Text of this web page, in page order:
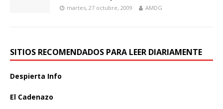
martes, 27 octubre, 2009 AMDG
SITIOS RECOMENDADOS PARA LEER DIARIAMENTE
Despierta Info
El Cadenazo